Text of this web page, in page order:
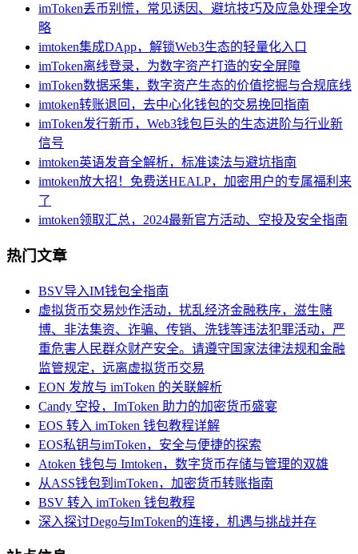
imToken丢币别慌，常见诱因、避坑技巧及应急处理全攻
略
imtoken集成DApp，解锁Web3生态的轻量化入口
imToken离线登录，为数字资产打造的安全屏障
imToken数据采集，数字资产生态的价值挖掘与合规底线
imtoken转账退回，去中心化钱包的交易挽回指南
imToken发行新币，Web3钱包巨头的生态进阶与行业新
信号
imtoken英语发音全解析，标准读法与避坑指南
imtoken放大招！免费送HEALP，加密用户的专属福利来
了
imtoken领取汇总，2024最新官方活动、空投及安全指南
热门文章
BSV导入IM钱包全指南
虚拟货币交易炒作活动，扰乱经济金融秩序，滋生赌
博、非法集资、诈骗、传销、洗钱等违法犯罪活动，严
重危害人民群众财产安全。请遵守国家法律法规和金融
监管规定，远离虚拟货币交易
EON 发放与 imToken 的关联解析
Candy 空投，ImToken 助力的加密货币盛宴
EOS 转入 imToken 钱包教程详解
EOS私钥与imToken，安全与便捷的探索
Atoken 钱包与 Imtoken，数字货币存储与管理的双雄
从ASS钱包到imToken，加密货币转账指南
BSV 转入 imToken 钱包教程
深入探讨Dego与ImToken的连接，机遇与挑战并存